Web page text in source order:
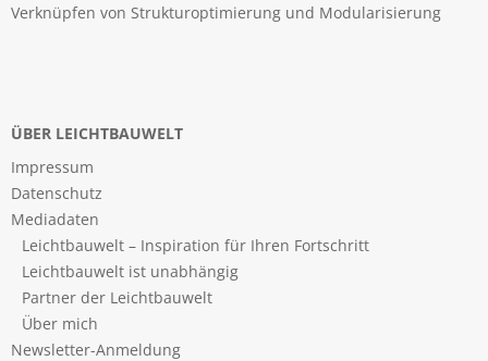
Verknüpfen von Strukturoptimierung und Modularisierung
ÜBER LEICHTBAUWELT
Impressum
Datenschutz
Mediadaten
Leichtbauwelt – Inspiration für Ihren Fortschritt
Leichtbauwelt ist unabhängig
Partner der Leichtbauwelt
Über mich
Newsletter-Anmeldung